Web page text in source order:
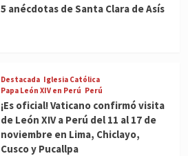
5 anécdotas de Santa Clara de Asís
Destacada Iglesia Católica
Papa León XIV en Perú Perú
¡Es oficial! Vaticano confirmó visita
de León XIV a Perú del 11 al 17 de
noviembre en Lima, Chiclayo,
Cusco y Pucallpa